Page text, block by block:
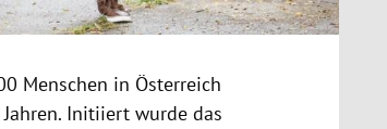
Menschen in Österreich
Initiiert wurde das